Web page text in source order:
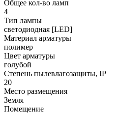
Общее кол-во ламп
4
Тип лампы
светодиодная [LED]
Материал арматуры
полимер
Цвет арматуры
голубой
Степень пылевлагозащиты, IP
20
Место размещения
Земля
Помещение